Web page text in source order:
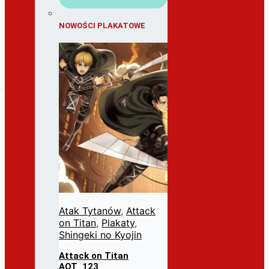
NOWOŚCI PLAKATOWE
Atak Tytanów, Attack
on Titan, Plakaty,
Shingeki no Kyojin
Attack on Titan
AOT_123